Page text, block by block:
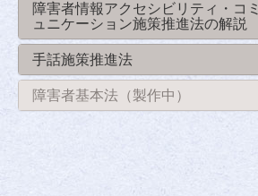
障害者情報アクセシビリティ・コミ
ュニケーション施策推進法の解説
手話施策推進法
障害者基本法（製作中）